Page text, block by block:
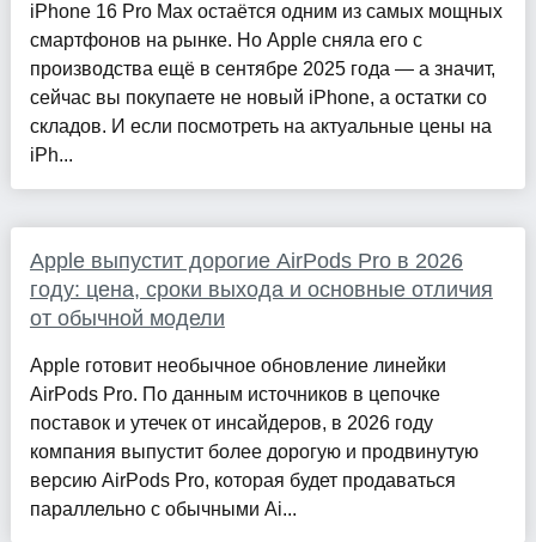
iPhone 16 Pro Max остаётся одним из самых мощных
смартфонов на рынке. Но Apple сняла его с
производства ещё в сентябре 2025 года — а значит,
сейчас вы покупаете не новый iPhone, а остатки со
складов. И если посмотреть на актуальные цены на
iPh...
Apple выпустит дорогие AirPods Pro в 2026
году: цена, сроки выхода и основные отличия
от обычной модели
Apple готовит необычное обновление линейки
AirPods Pro. По данным источников в цепочке
поставок и утечек от инсайдеров, в 2026 году
компания выпустит более дорогую и продвинутую
версию AirPods Pro, которая будет продаваться
параллельно с обычными Ai...